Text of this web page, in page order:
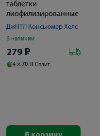
таблетки
лиофилизированные
2мг №10
ДжНТЛ Консьюмер Хелс
В наличии
279 ₽
4 × 70 В Сплит